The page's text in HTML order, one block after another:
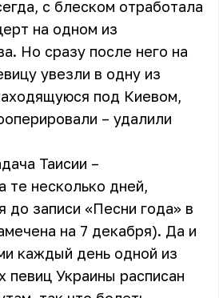
с блеском отработала
на одном из
Но сразу после него на
увезли в одну из
под Киевом,
– удалили
Таисии –
те несколько дней,
до записи «Песни года» в
на 7 декабря). Да и
каждый день одной из
певиц Украины расписан